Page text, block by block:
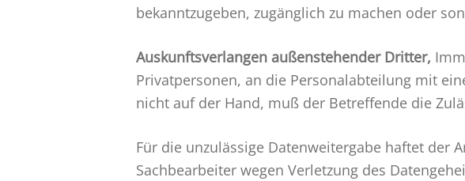
bekanntzugeben, zugänglich zu machen oder
Auskunftsverlangen außenstehender Dritter,
Privatpersonen, an die Personalabteilung mit
nicht auf der Hand, muß der Betreffende die
Für die unzulässige Datenweitergabe haftet der
Sachbearbeiter wegen Verletzung des